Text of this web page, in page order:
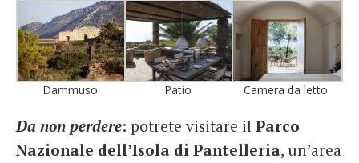
Dammuso Patio Camera da letto
Da non perdere: potrete visitare il Parco
Nazionale dell’Isola di Pantelleria, un’area